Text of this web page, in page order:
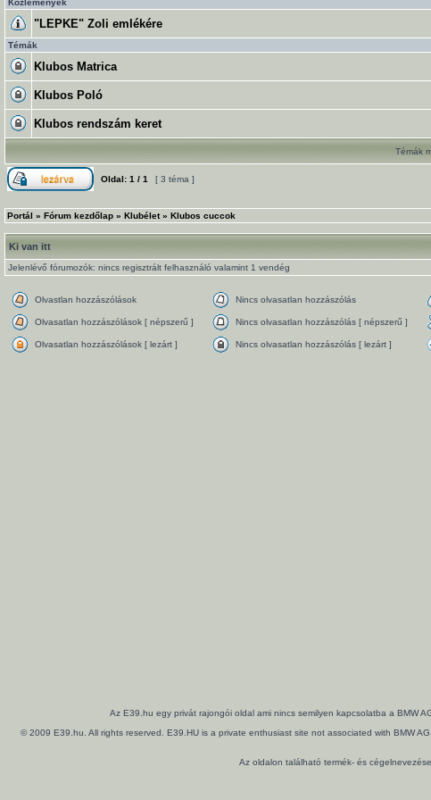
Közlemények
"LEPKE" Zoli emlékére
Témák
Klubos Matrica
Klubos Poló
Klubos rendszám keret
Témák
Oldal: 1 / 1 [ 3 téma ]
Portál » Fórum kezdőlap » Klubélet» Klubos cuccok
Ki van itt
Jelenlévő fórumozók: nincs regisztrált felhasználó valamint 1 vendég
Olvastlan hozzászólások Nincs olvasatlan hozzászólás
Olvasatlan hozzászólások [ népszerű ] Nincs olvasatlan hozzászólás [ népszerű ]
Olvasatlan hozzászólások [ lezárt ] Nincs olvasatlan hozzászólás [ lezárt ]
Az E39.hu egy privát rajongói oldal ami nincs semilyen kapcsolatba a BMW
© 2009 E39.hu. All rights reserved. E39.HU is a private enthusiast site not associated with BMW
Az oldalon található termék- és